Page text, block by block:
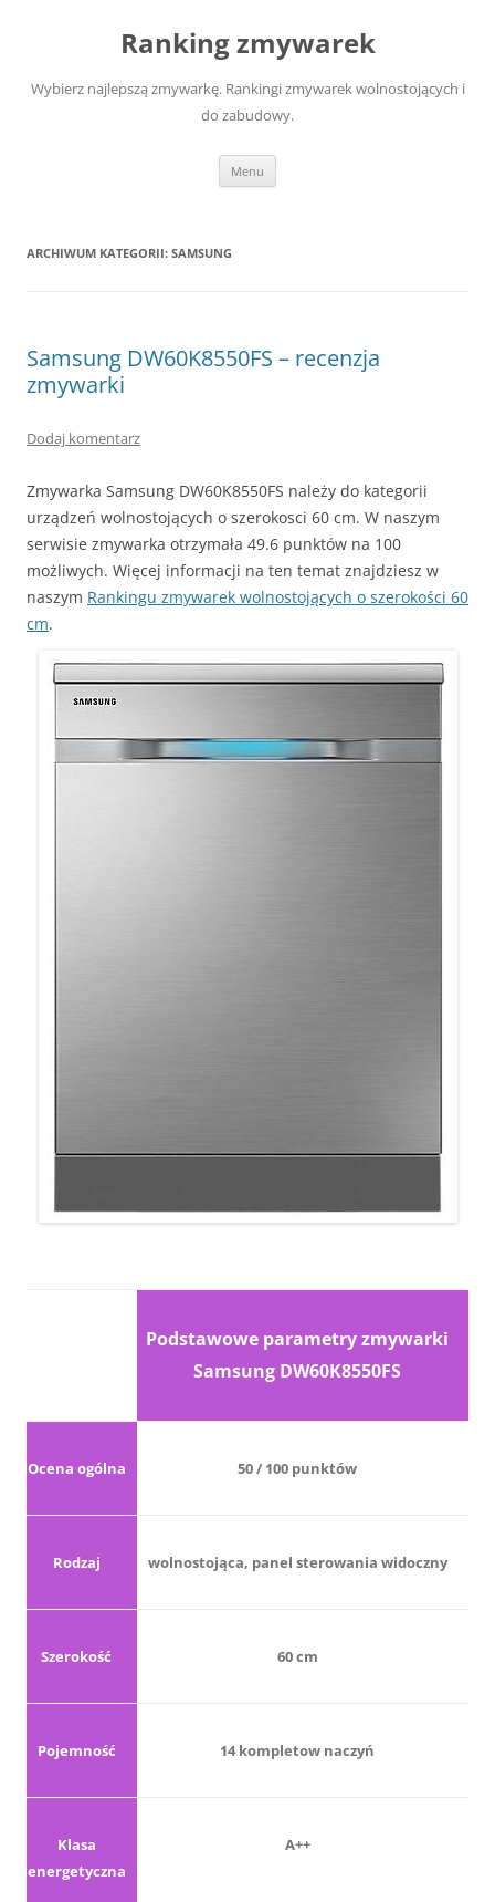
Ranking zmywarek
Wybierz najlepszą zmywarkę. Rankingi zmywarek wolnostojących i
do zabudowy.
Menu
ARCHIWUM KATEGORII: SAMSUNG
Samsung DW60K8550FS – recenzja
zmywarki
Dodaj komentarz
Zmywarka Samsung DW60K8550FS należy do kategorii
urządzeń wolnostojących o szerokosci 60 cm. W naszym
serwisie zmywarka otrzymała 49.6 punktów na 100
możliwych. Więcej informacji na ten temat znajdziesz w
naszym Rankingu zmywarek wolnostojących o szerokości 60
cm.
Podstawowe parametry zmywarki
Samsung DW60K8550FS
Ocena ogólna 50 / 100 punktów
Rodzaj wolnostojąca, panel sterowania widoczny
Szerokość 60 cm
Pojemność 14 kompletow naczyń
Klasa
energetyczna
A++